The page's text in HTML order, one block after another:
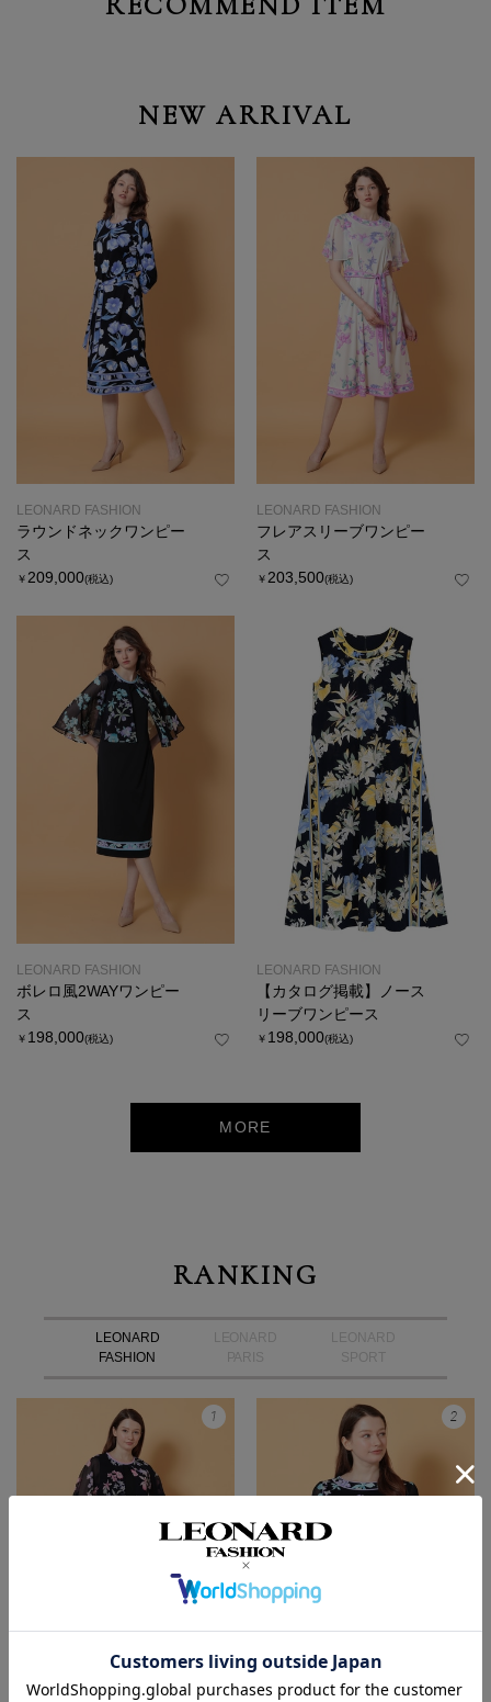
NEW ARRIVAL
LEONARD FASHION
ラウンドネックワンピー
ス
￥209,000(税込)
LEONARD FASHION
フレアスリーブワンピー
ス
￥203,500(税込)
LEONARD FASHION
ボレロ風2WAYワンピー
ス
￥ 198,000(税込)
LEONARD FASHION
【カタログ掲載】ノース
リーブワンピース
￥ 198,000(税込)
MORE
RANKING
LEONARD
FASHION
LEONARD
PARIS
LEONARD
SPORT